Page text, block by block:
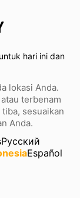
hari ini dan
lokasi Anda.
terbenam
sesuaikan
Anda.
Русский
Español